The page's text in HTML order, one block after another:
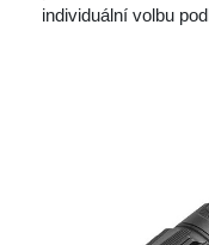
individuální volbu